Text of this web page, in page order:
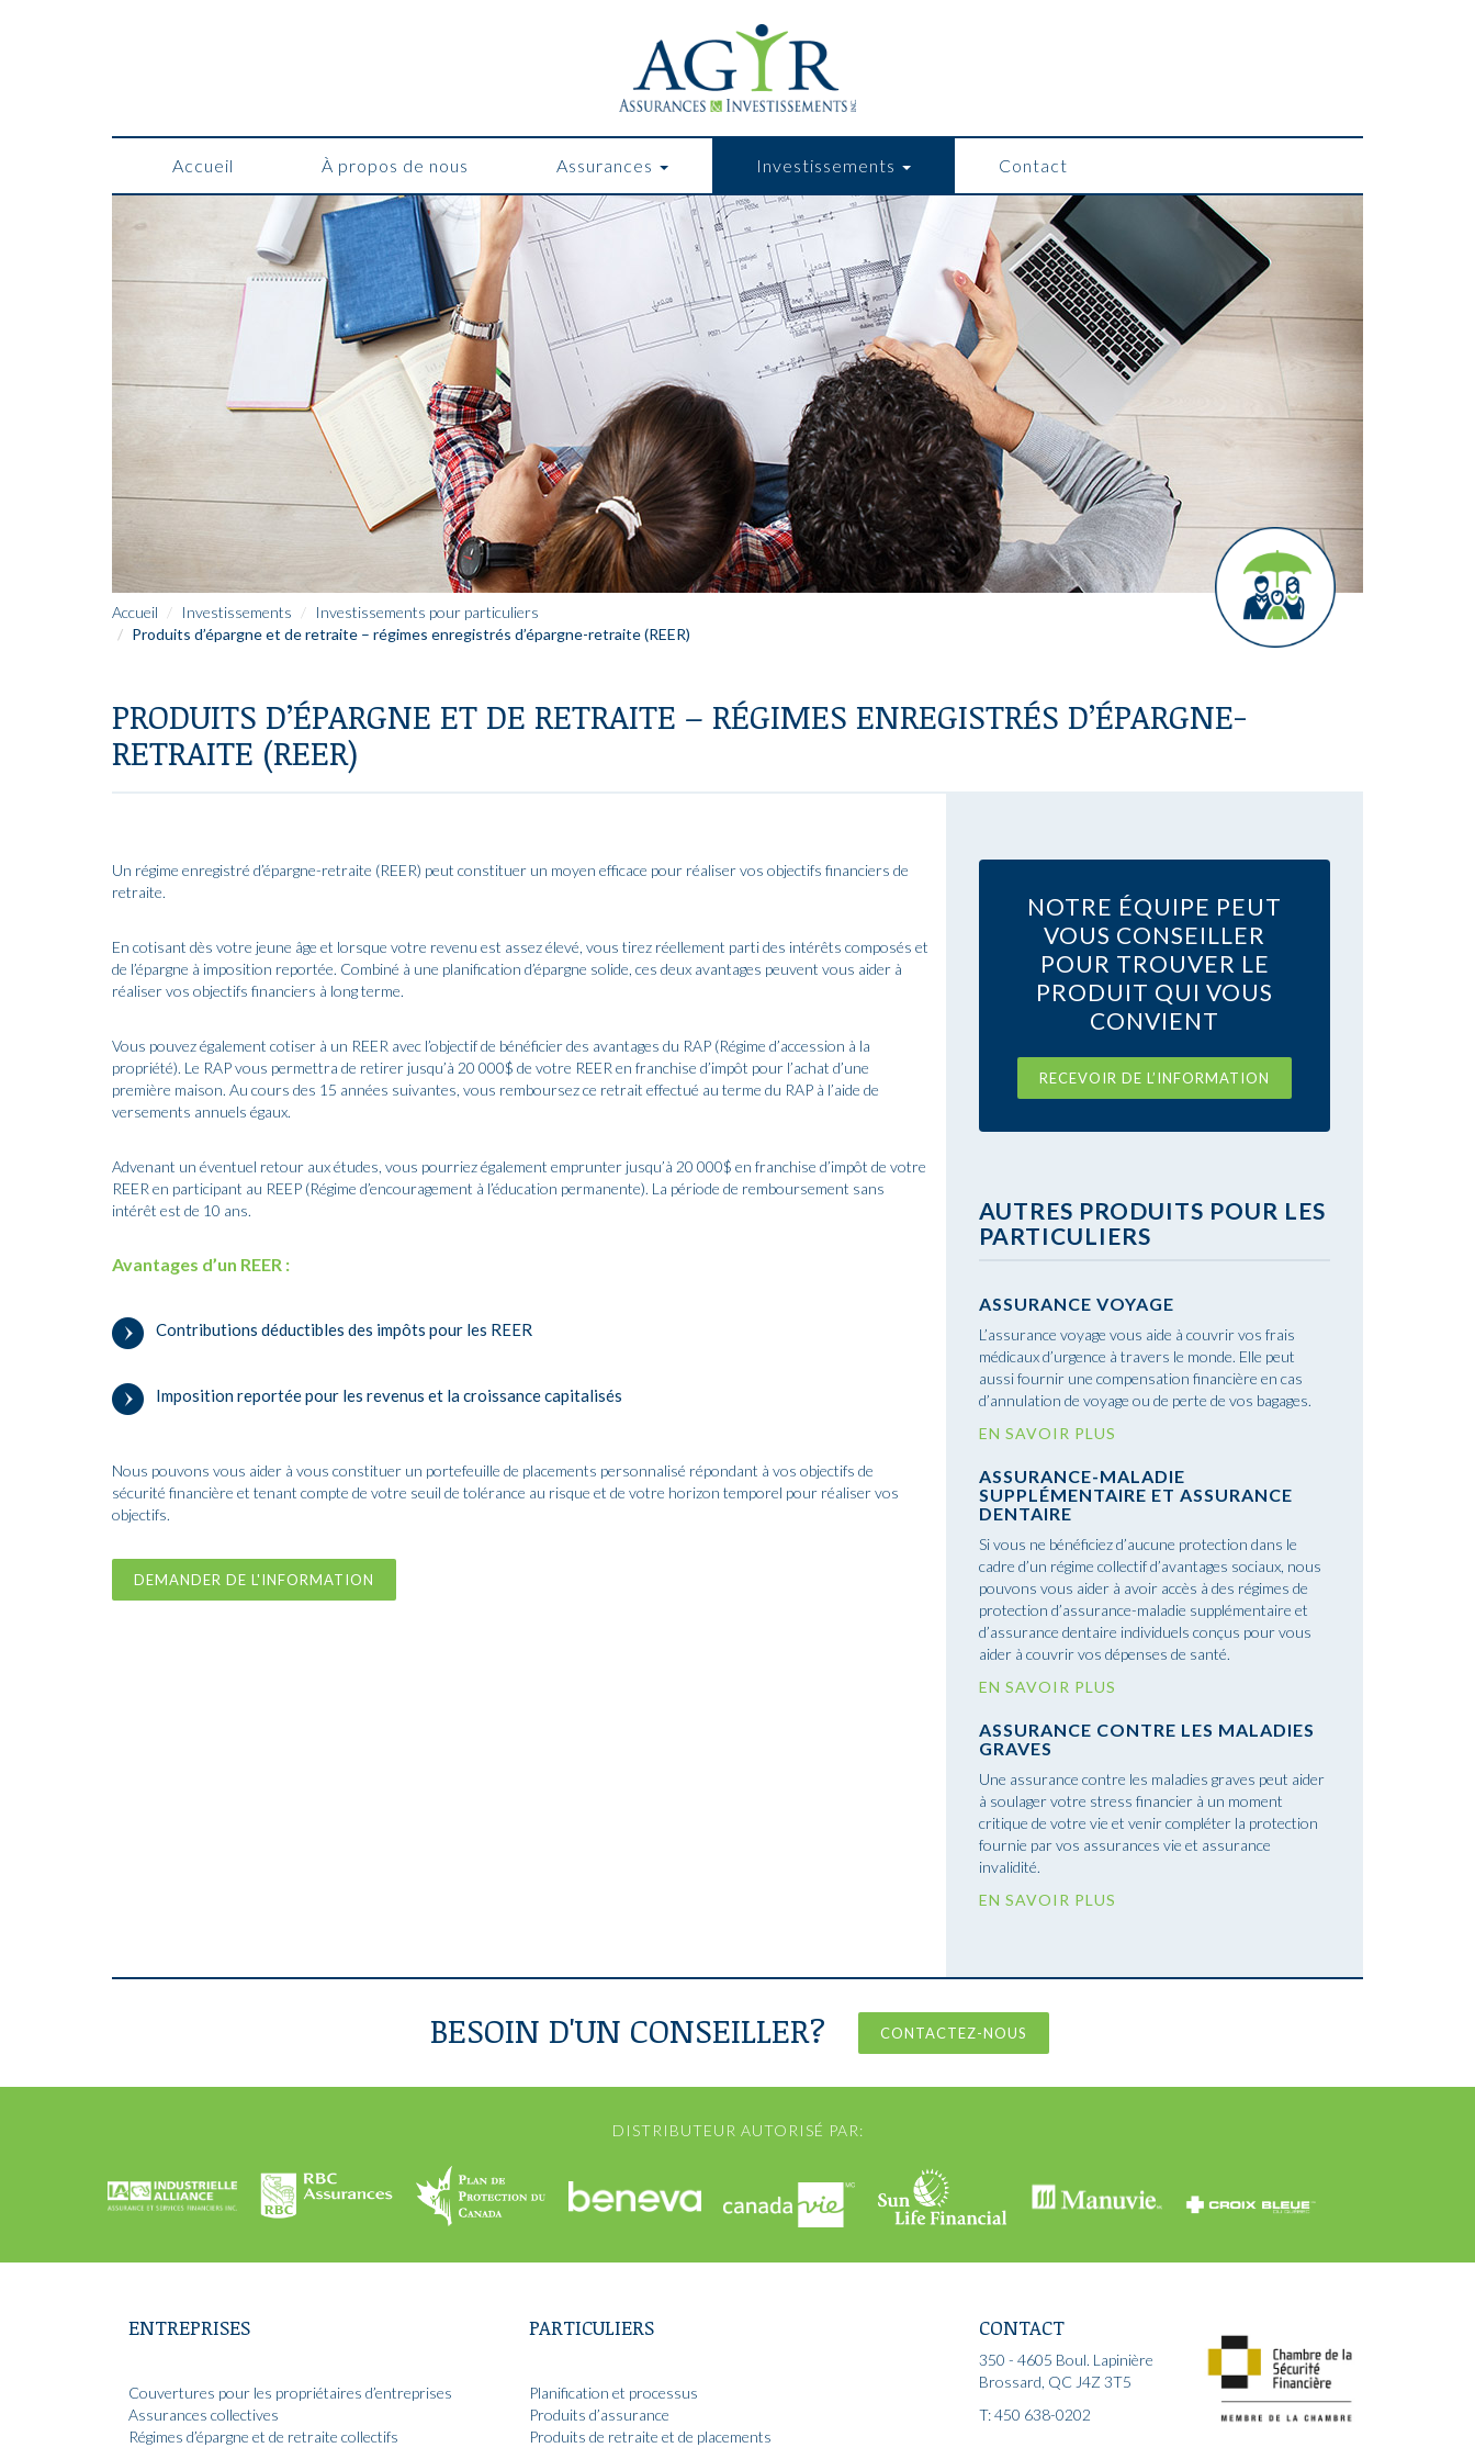
Accueil À propos de nous Assurances Investissements Contact
Accueil Investissements
Investissements pour particuliers
Produits d’épargne et de retraite – régimes enregistrés d’épargne-retraite (REER)
PRODUITS D’ÉPARGNE ET DE RETRAITE – RÉGIMES ENREGISTRÉS D’ÉPARGNE-
RETRAITE (REER)
Un régime enregistré d’épargne-retraite (REER) peut constituer un moyen efficace pour réaliser vos objectifs financiers de
retraite.
En cotisant dès votre jeune âge et lorsque votre revenu est assez élevé, vous tirez réellement parti des intérêts composés et
de l’épargne à imposition reportée. Combiné à une planification d’épargne solide, ces deux avantages peuvent vous aider à
réaliser vos objectifs financiers à long terme.
Vous pouvez également cotiser à un REER avec l’objectif de bénéficier des avantages du RAP (Régime d’accession à la
propriété). Le RAP vous permettra de retirer jusqu’à 20 000$ de votre REER en franchise d’impôt pour l’achat d’une
première maison. Au cours des 15 années suivantes, vous remboursez ce retrait effectué au terme du RAP à l’aide de
versements annuels égaux.
Advenant un éventuel retour aux études, vous pourriez également emprunter jusqu’à 20 000$ en franchise d’impôt de votre
REER en participant au REEP (Régime d’encouragement à l’éducation permanente). La période de remboursement sans
intérêt est de 10 ans.
Avantages d’un REER :
Contributions déductibles des impôts pour les REER
Imposition reportée pour les revenus et la croissance capitalisés
Nous pouvons vous aider à vous constituer un portefeuille de placements personnalisé répondant à vos objectifs de
sécurité financière et tenant compte de votre seuil de tolérance au risque et de votre horizon temporel pour réaliser vos
objectifs.
DEMANDER DE L'INFORMATION
NOTRE ÉQUIPE PEUT
VOUS CONSEILLER
POUR TROUVER LE
PRODUIT QUI VOUS
CONVIENT
RECEVOIR DE L’INFORMATION
AUTRES PRODUITS POUR LES
PARTICULIERS
ASSURANCE VOYAGE
L’assurance voyage vous aide à couvrir vos frais
médicaux d’urgence à travers le monde. Elle peut
aussi fournir une compensation financière en cas
d’annulation de voyage ou de perte de vos bagages.
EN SAVOIR PLUS
ASSURANCE-MALADIE
SUPPLÉMENTAIRE ET ASSURANCE
DENTAIRE
Si vous ne bénéficiez d’aucune protection dans le
cadre d’un régime collectif d’avantages sociaux, nous
pouvons vous aider à avoir accès à des régimes de
protection d’assurance-maladie supplémentaire et
d’assurance dentaire individuels conçus pour vous
aider à couvrir vos dépenses de santé.
EN SAVOIR PLUS
ASSURANCE CONTRE LES MALADIES
GRAVES
Une assurance contre les maladies graves peut aider
à soulager votre stress financier à un moment
critique de votre vie et venir compléter la protection
fournie par vos assurances vie et assurance
invalidité.
EN SAVOIR PLUS
BESOIN D'UN CONSEILLER? CONTACTEZ-NOUS
DISTRIBUTEUR AUTORISÉ PAR:
ENTREPRISES
Couvertures pour les propriétaires d’entreprises
Assurances collectives
Régimes d’épargne et de retraite collectifs
PARTICULIERS
Planification et processus
Produits d’assurance
Produits de retraite et de placements
CONTACT
350 - 4605 Boul. Lapinière
Brossard, QC J4Z 3T5
T: 450 638-0202